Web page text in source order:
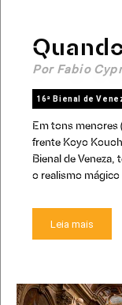
Por Fabio
16ª Bienal de
Em tons menores
frente Koyo
Bienal de
o realismo
Leia mais